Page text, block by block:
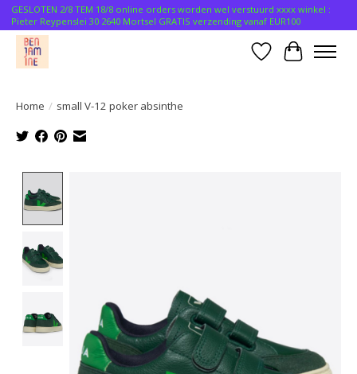
GESLOTEN 2/8 TEM 18/8 online orders worden wel verstuurd xxxx winkel :
Pieter Reypenslei 30 2640 Mortsel GRATIS verzending vanaf EUR100
Verlanglijst
Home / small V-12 poker absinthe